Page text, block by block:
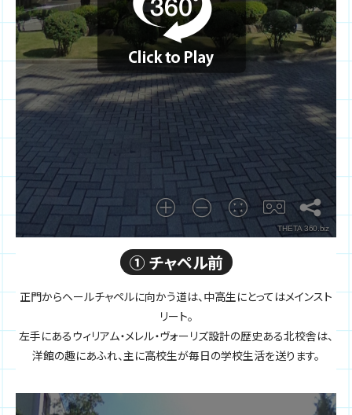
① チャペル前
正門からヘールチャペルに向かう道は、中高生にとってはメインスト
リート。
左手にあるウィリアム・メレル・ヴォーリズ設計の歴史ある北校舎は、
洋館の趣にあふれ、主に高校生が毎日の学校生活を送ります。